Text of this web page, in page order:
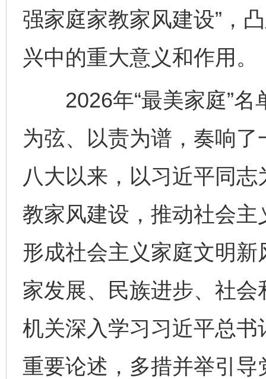
强家庭家教家风建设”，
兴中的重大意义和作用。
2026年“最美家庭”名
为弦、以责为谱，奏响
八大以来，以习近平同
教家风建设，推动社会
形成社会主义家庭文明
家发展、民族进步、社
机关深入学习习近平总
重要论述，多措并举引